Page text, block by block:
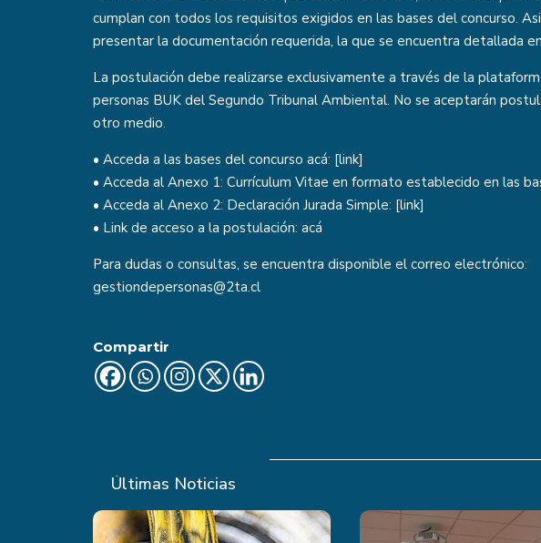
cumplan con todos los requisitos exigidos en las bases del concurso.
presentar la documentación requerida, la que se encuentra detallada
La postulación debe realizarse exclusivamente a través de la
personas BUK del Segundo Tribunal Ambiental. No se aceptarán
otro medio.
• Acceda a las bases del concurso acá: [link]
• Acceda al Anexo 1: Currículum Vitae en formato establecido en las
• Acceda al Anexo 2: Declaración Jurada Simple: [link]
• Link de acceso a la postulación: acá
Para dudas o consultas, se encuentra disponible el correo electrónico:
gestiondepersonas@2ta.cl
Compartir
Últimas Noticias